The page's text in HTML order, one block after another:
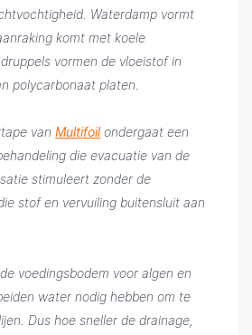
Waterdamp vormt
komt met koele
vormen de vloeistof in
polycarbonaat platen.
vanMultifoilondergaat een
die evacuatie van de
stimuleert zonder de
stof en vervuiling buitensluit aan
voedingsbodem voor algen en
water nodig hebben om te
Dus hoe sneller de drainage,